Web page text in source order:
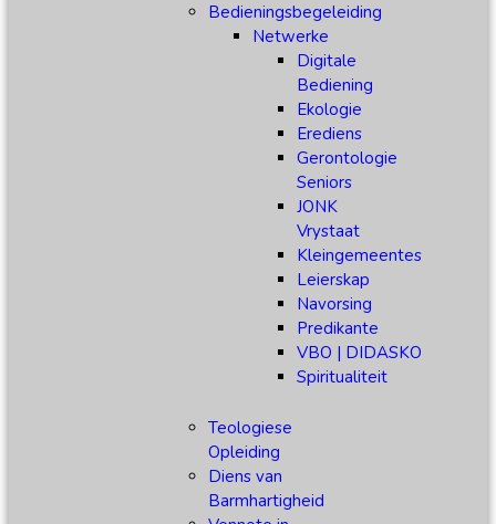
Bedieningsbegeleiding
Netwerke
Digitale
Bediening
Ekologie
Erediens
Gerontologie
Seniors
JONK
Vrystaat
Kleingemeentes
Leierskap
Navorsing
Predikante
VBO | DIDASKO
Spiritualiteit
Teologiese
Opleiding
Diens van
Barmhartigheid